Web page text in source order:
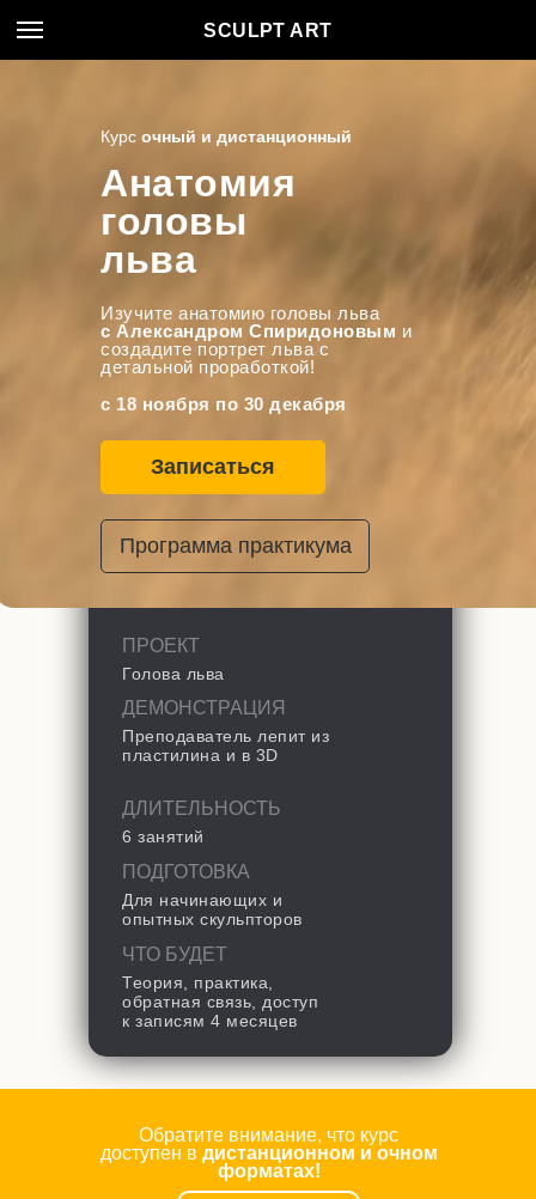
SCULPT ART
ЧТО БУДЕТ
Теория, практика,
обратная связь, доступ
к записям 4 месяцев
Для начинающих и
опытных скульпторов
ПОДГОТОВКА
6 занятий
ДЛИТЕЛЬНОСТЬ
Преподаватель лепит из
пластилина и в 3D
ДЕМОНСТРАЦИЯ
Голова льва
ПРОЕКТ
с 18 ноября по 30 декабря
Анатомия
головы
льва
Курс очный и дистанционный
Изучите анатомию головы льва
с Александром Спиридоновым и
создадите портрет льва с
детальной проработкой!
Записаться
Программа практикума
Обратите внимание, что курс
доступен в дистанционном и очном
форматах!